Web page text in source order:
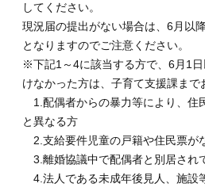
してください。
現況届の提出がない場合は、6月以
となりますのでご注意ください。
※下記1～4に該当する方で、6月1
けなかった方は、子育て支援課まで
1.配偶者からの暴力等により、住
と異なる方
2.支給要件児童の戸籍や住民票が
3.離婚協議中で配偶者と別居され
4.法人である未成年後見人、施設